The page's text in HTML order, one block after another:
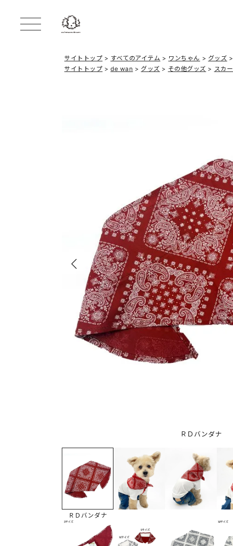
サイトトップ すべてのアイテム ワンちゃん グッズ
サイトトップ
de wan グッズ その他グッズ スカ
ＲＤバンダナ
ＲＤバンダナ